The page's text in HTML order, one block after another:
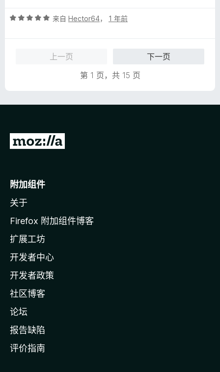
/评
来自 Hector64， 1 年前
上一页
下一页
第 1 页，共 15 页
转
o
i
l
a
主
页
附加组件
关于
Firefox 附加组件博客
扩展工坊
开发者中心
开发者政策
社区博客
论坛
报告缺陷
评价指南